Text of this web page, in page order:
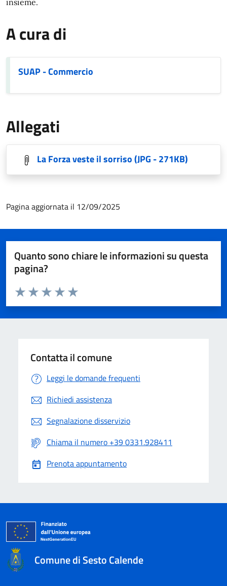
insieme.
A cura di
SUAP - Commercio
Allegati
La Forza veste il sorriso(JPG - 271KB)
Pagina aggiornata il 12/09/2025
Quanto sono chiare le informazioni su questa
pagina?
Valuta da 1 a 5 stelle la pagina
Valuta 5 stelle su 5
Valuta 4 stelle su 5
Valuta 3 stelle su 5
Valuta 2 stelle su 5
Valuta 1 stelle su 5
Contatta il comune
Leggi le domande frequenti
Richiedi assistenza
Segnalazione disservizio
Chiama il numero +39 0331.928411
Prenota appuntamento
Comune di Sesto Calende